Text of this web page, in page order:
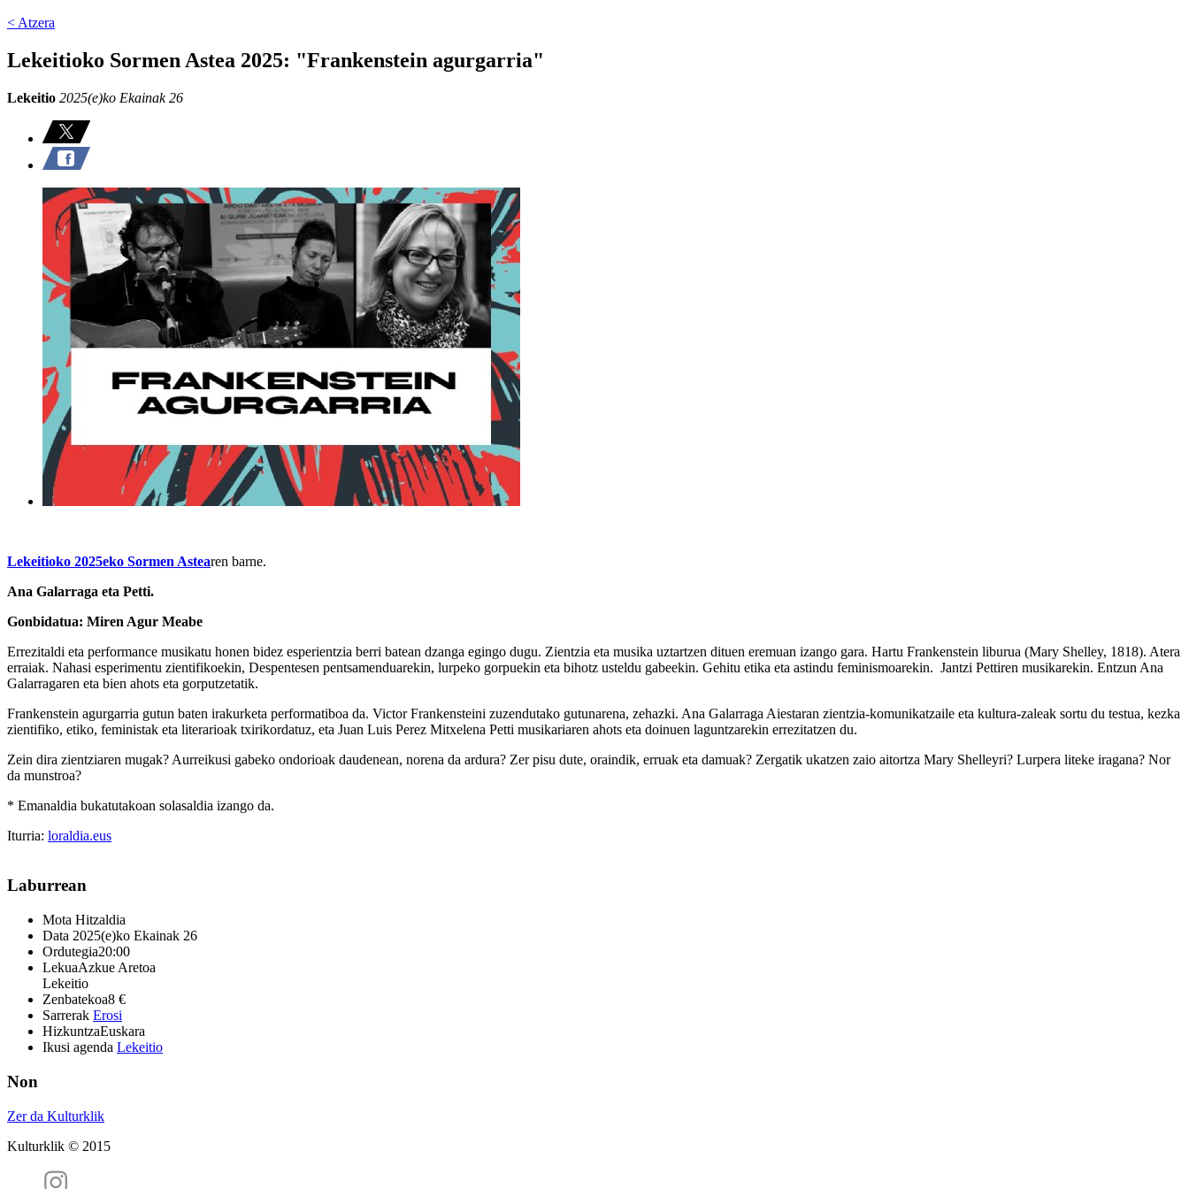
< Atzera
Lekeitioko Sormen Astea 2025: "Frankenstein agurgarria"
Lekeitio 2025(e)ko Ekainak 26
Lekeitioko 2025eko Sormen Astearen barne.
Ana Galarraga eta Petti.
Gonbidatua: Miren Agur Meabe
Errezitaldi eta performance musikatu honen bidez esperientzia berri batean dzanga egingo dugu. Zientzia eta musika uztartzen dituen eremuan izango gara. Hartu Frankenstein liburua (Mary Shelley, 1818). Atera
erraiak. Nahasi esperimentu zientifikoekin, Despentesen pentsamenduarekin, lurpeko gorpuekin eta bihotz usteldu gabeekin. Gehitu etika eta astindu feminismoarekin. Jantzi Pettiren musikarekin. Entzun Ana
Galarragaren eta bien ahots eta gorputzetatik.
Frankenstein agurgarria gutun baten irakurketa performatiboa da. Victor Frankensteini zuzendutako gutunarena, zehazki. Ana Galarraga Aiestaran zientzia-komunikatzaile eta kultura-zaleak sortu du testua, kezka
zientifiko, etiko, feministak eta literarioak txirikordatuz, eta Juan Luis Perez Mitxelena Petti musikariaren ahots eta doinuen laguntzarekin errezitatzen du.
Zein dira zientziaren mugak? Aurreikusi gabeko ondorioak daudenean, norena da ardura? Zer pisu dute, oraindik, erruak eta damuak? Zergatik ukatzen zaio aitortza Mary Shelleyri? Lurpera liteke iragana? Nor
da munstroa?
* Emanaldia bukatutakoan solasaldia izango da.
Iturria: loraldia.eus
Laburrean
Mota Hitzaldia
Data 2025(e)ko Ekainak 26
Ordutegia20:00
LekuaAzkue Aretoa
Lekeitio
Zenbatekoa8 €
Sarrerak Erosi
HizkuntzaEuskara
Ikusi agenda Lekeitio
Non
Zer da Kulturklik
Kulturklik © 2015